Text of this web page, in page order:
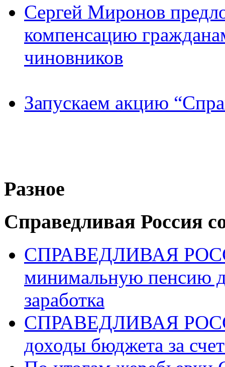
Сергей Миронов
компенсацию
чиновников
Запускаем акцию
Разное
Справедливая Россия
СПРАВЕДЛИВАЯ
минимальную пенсию
заработка
СПРАВЕДЛИВАЯ
доходы бюджета за